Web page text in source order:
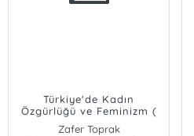
Türkiye'de Kadın
Özgürlüğü ve Feminizm (
1908-1935)
Zafer Toprak